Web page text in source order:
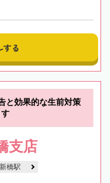
る
と効果的な生前対策
支店
新橋駅